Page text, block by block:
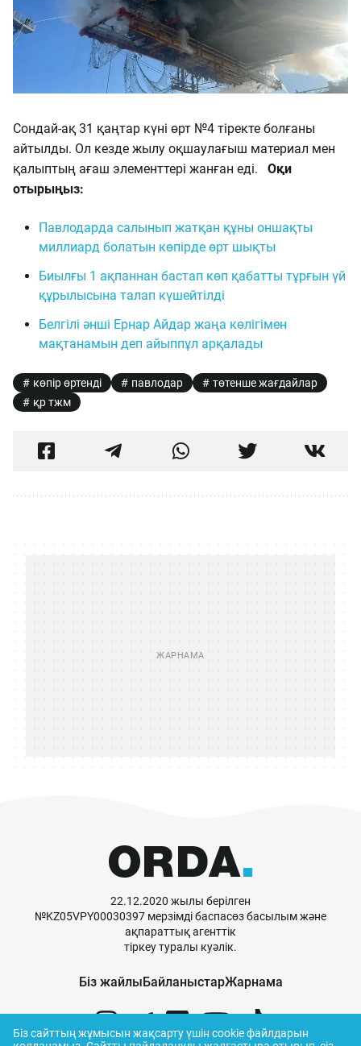
Сондай-ақ 31 қаңтар күні өрт №4 тіректе болғаны
айтылды. Ол кезде жылу оқшаулағыш материал мен
қалыптың ағаш элементтері жанған еді.
Оқи
отырыңыз:
Павлодарда салынып жатқан құны оншақты
миллиард болатын көпірде өрт шықты
Биылғы 1 ақпаннан бастап көп қабатты тұрғын үй
құрылысына талап күшейтілді
Белгілі әнші Ернар Айдар жаңа көлігімен
мақтанамын деп айыппұл арқалады
көпір өртенді павлодар
төтенше жағдайлар
қр тжм
22.12.2020 жылы берілген
№KZ05VPY00030397 мерзімді баспасөз басылым және
ақпараттық агенттік
тіркеу туралы куәлік.
Біз жайлыБайланыстарЖарнама
Біз сайттың жұмысын жақсарту үшін cookie файлдарын